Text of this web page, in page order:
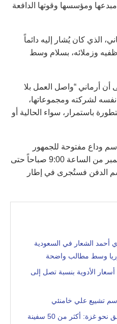
ومؤسسها وقوتها الدافعة
الذي كان يُشار إليه دائماً
وزملائه، بسلام وسط
أن أرماني “واصل العمل بلا
لشركته ومجموعاتها،
باستمرار، سواء الحالية أو
وداع مفتوحة للجمهور
لتكريم المصمم يومي 6 و7 سبتمبر من الساعة 9:00 صباحاً حتى
الدفن فستُجرى في إطار
أحمد الشعار في السعودية
وسط مطالب واضحة
الأدوية بنسبة تصل إلى
تشييع علي خامنئي
أسطول الحرية العالمي ينطلق نحو غزة: أكثر من 50 سفينة